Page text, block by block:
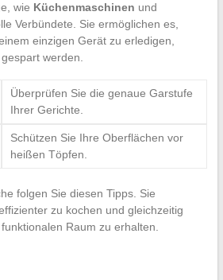
wie Küchenmaschinen und
Verbündete. Sie ermöglichen es,
einzigen Gerät zu erledigen,
werden.
Überprüfen Sie die genaue Garstufe
Ihrer Gerichte.
Schützen Sie Ihre Oberflächen vor
heißen Töpfen.
folgen Sie diesen Tipps. Sie
zu kochen und gleichzeitig
Raum zu erhalten.